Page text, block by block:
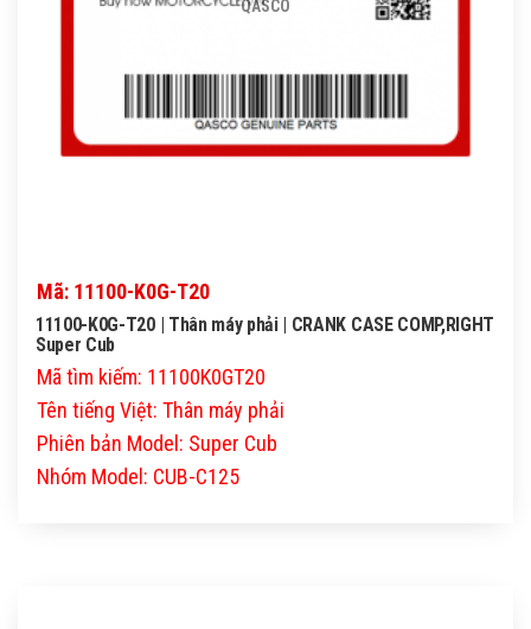
QASCO
Mã: 11100-K0G-T20
11100-K0G-T20 | Thân máy phải | CRANK CASE COMP,RIGHT
Super Cub
Mã tìm kiếm: 11100K0GT20
Tên tiếng Việt: Thân máy phải
Phiên bản Model: Super Cub
Nhóm Model: CUB-C125